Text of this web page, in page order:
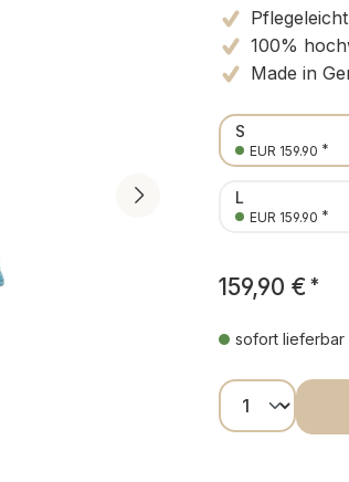
100%
Made in
S
EUR 159.90 *
L
EUR 159.90 *
159,90 € *
sofort lieferbar
Produkt